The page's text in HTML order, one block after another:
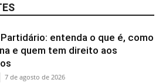
entenda o que é, como
e quem tem direito aos
7 de agosto de 2026